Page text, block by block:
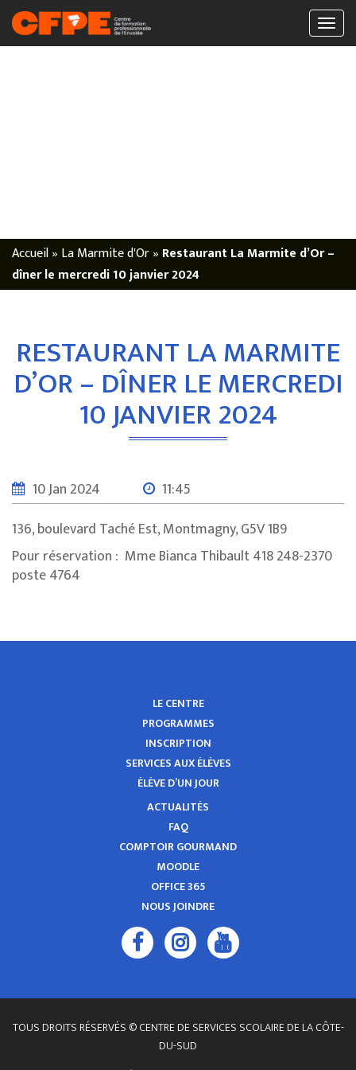
Accueil» La Marmite d'Or» Restaurant La Marmite d’Or –
dîner le mercredi 10 janvier 2024
RESTAURANT LA MARMITE
D’OR – DÎNER LE MERCREDI
10 JANVIER 2024
10 Jan 2024
11:45
136, boulevard Taché Est, Montmagny, G5V 1B9
Pour réservation : Mme Bianca Thibault 418 248-2370
poste 4764
LE CENTRE
PROGRAMMES
INSCRIPTION
SERVICES AUX ÉLÈVES
ÉLÈVE D’UN JOUR
ACTUALITÉS
FAQ
COMPTOIR GOURMAND
MOODLE
OFFICE 365
NOUS JOINDRE
TOUS DROITS RÉSERVÉS © CENTRE DE SERVICES SCOLAIRE DE LA CÔTE-
DU-SUD